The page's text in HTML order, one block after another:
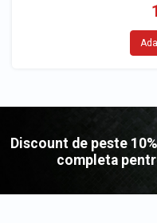
Discount de peste
completa